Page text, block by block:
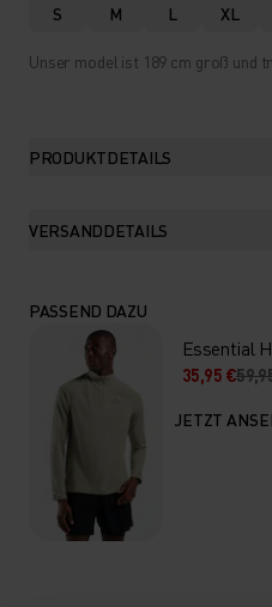
S M L XL
Unser model ist 189 cm groß und
PRODUKTDETAILS
VERSANDDETAILS
PASSEND DAZU
Essential
35,95 €
JETZT